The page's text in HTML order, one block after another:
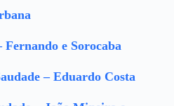
e Sorocaba
– Eduardo Costa